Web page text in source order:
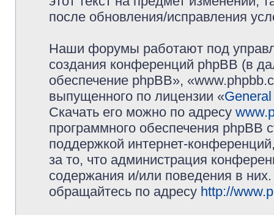
после обновления/исправления
Наши форумы работают под
создания конференций phpBB (в
обеспечение phpBB»,
выпущенного по лицензии «
Скачать его можно по адресу
программного обеспечения phpBB
поддержкой интернет-
за то, что администрация
содержания и/или поведения в
обращайтесь по адресу http://